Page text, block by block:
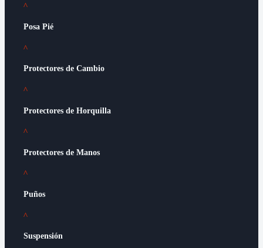
^
Posa Pié
^
Protectores de Cambio
^
Protectores de Horquilla
^
Protectores de Manos
^
Puños
^
Suspensión